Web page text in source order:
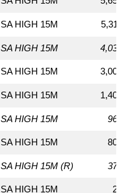
SA HIGH 15M 5,311
SA HIGH 15M 4,032
SA HIGH 15M 3,002
SA HIGH 15M 1,400
SA HIGH 15M 960
SA HIGH 15M 800
SA HIGH 15M (R) 372
SA HIGH 15M 24